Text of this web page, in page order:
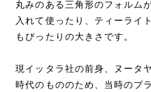
丸みのある三角形のフォルム
入れて使ったり、ティーライ
もぴったりの大きさです。
現イッタラ社の前身、ヌー
時代のもののため、当時のブ